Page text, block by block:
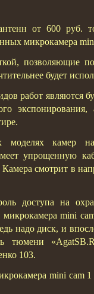
от 600 руб.
микрокамера
позволяющие
будет
работ являются
моделях камер
упрощенную
смотрит в
доступа на
микрокамера mini
надо диск, и
тюмени
103.
mini cam